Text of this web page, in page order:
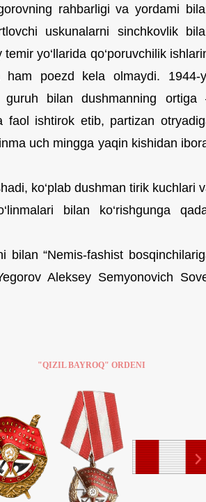
rahbarligi va yordami
uskunalarni sinchkovlik
yo‘llarida qo‘poruvchilik
poezd kela olmaydi. 1944-
bilan dushmanning ortiga
faol ishtirok etib, partizan
uch mingga yaqin kishidan
ko‘plab dushman tirik kuchlari
bilan ko‘rishgunga
bilan “Nemis-fashist
Aleksey Semyonovich
"QIZIL BAYROQ" ORDENI